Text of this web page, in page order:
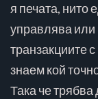
я печата, нито
управлява или
транзакциите
знаем кой
Така че